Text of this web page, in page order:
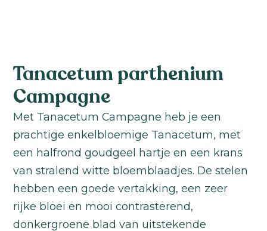
Tanacetum parthenium
Campagne
Met Tanacetum Campagne heb je een
prachtige enkelbloemige Tanacetum, met
een halfrond goudgeel hartje en een krans
van stralend witte bloemblaadjes. De stelen
hebben een goede vertakking, een zeer
rijke bloei en mooi contrasterend,
donkergroene blad van uitstekende